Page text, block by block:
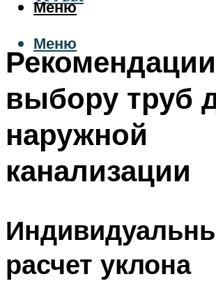
Меню
Меню
выбору труб
наружной
канализации
расчет уклона